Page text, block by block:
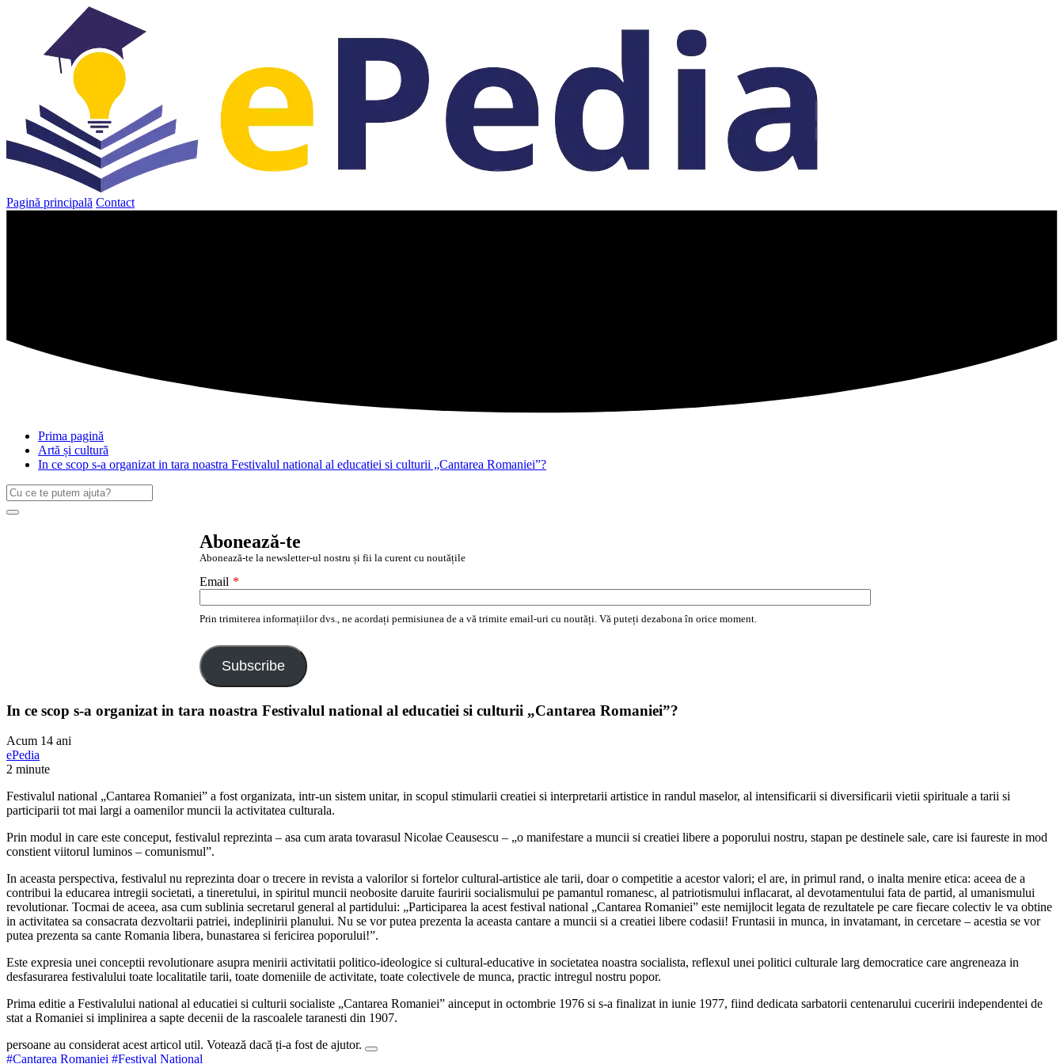
Pagină principală Contact
Prima pagină
Artă și cultură
In ce scop s-a organizat in tara noastra Festivalul national al educatiei si culturii „Cantarea Romaniei”?
Caută
după:
Search
Abonează-te
Abonează-te la newsletter-ul nostru și fii la curent cu noutățile
Email *
Prin trimiterea informațiilor dvs., ne acordați permisiunea de a vă trimite email-uri cu noutăți. Vă puteți dezabona în orice moment.
Subscribe
In ce scop s-a organizat in tara noastra Festivalul national al educatiei si culturii „Cantarea Romaniei”?
Acum 14 ani
ePedia
2 minute
Festivalul national „Cantarea Romaniei” a fost organizata, intr-un sistem unitar, in scopul stimularii creatiei si interpretarii artistice in randul maselor, al intensificarii si diversificarii vietii spirituale a tarii si
participarii tot mai largi a oamenilor muncii la activitatea culturala.
Prin modul in care este conceput, festivalul reprezinta – asa cum arata tovarasul Nicolae Ceausescu – „o manifestare a muncii si creatiei libere a poporului nostru, stapan pe destinele sale, care isi faureste in mod
constient viitorul luminos – comunismul”.
In aceasta perspectiva, festivalul nu reprezinta doar o trecere in revista a valorilor si fortelor cultural-artistice ale tarii, doar o competitie a acestor valori; el are, in primul rand, o inalta menire etica: aceea de a
contribui la educarea intregii societati, a tineretului, in spiritul muncii neobosite daruite fauririi socialismului pe pamantul romanesc, al patriotismului inflacarat, al devotamentului fata de partid, al umanismului
revolutionar. Tocmai de aceea, asa cum sublinia secretarul general al partidului: „Participarea la acest festival national „Cantarea Romaniei” este nemijlocit legata de rezultatele pe care fiecare colectiv le va obtine
in activitatea sa consacrata dezvoltarii patriei, indeplinirii planului. Nu se vor putea prezenta la aceasta cantare a muncii si a creatiei libere codasii! Fruntasii in munca, in invatamant, in cercetare – acestia se vor
putea prezenta sa cante Romania libera, bunastarea si fericirea poporului!”.
Este expresia unei conceptii revolutionare asupra menirii activitatii politico-ideologice si cultural-educative in societatea noastra socialista, reflexul unei politici culturale larg democratice care angreneaza in
desfasurarea festivalului toate localitatile tarii, toate domeniile de activitate, toate colectivele de munca, practic intregul nostru popor.
Prima editie a Festivalului national al educatiei si culturii socialiste „Cantarea Romaniei” ainceput in octombrie 1976 si s-a finalizat in iunie 1977, fiind dedicata sarbatorii centenarului cuceririi independentei de
stat a Romaniei si implinirea a sapte decenii de la rascoalele taranesti din 1907.
persoane au considerat acest articol util. Votează dacă ți-a fost de ajutor.
#Cantarea Romaniei #Festival National